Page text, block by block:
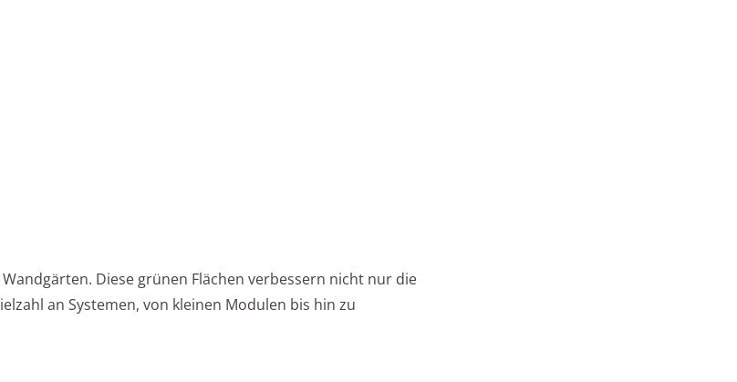
Diese grünen Flächen verbessern nicht nur die
an Systemen, von kleinen Modulen bis hin zu